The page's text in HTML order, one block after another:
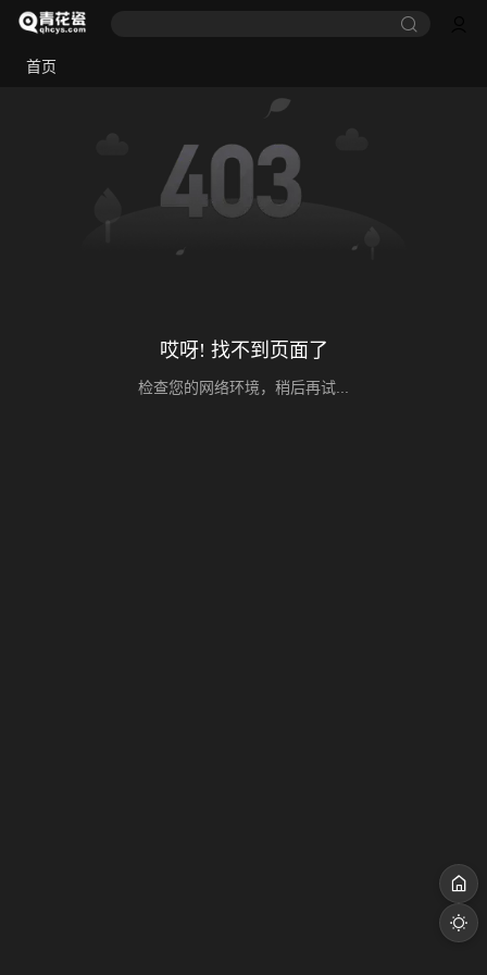
首页
哎呀! 找不到页面了
检查您的网络环境，稍后再试...